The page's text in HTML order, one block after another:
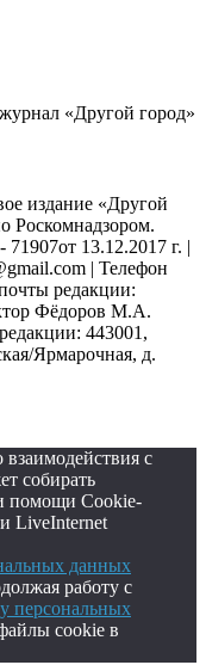
«Другой город»
издание «Другой
Роскомнадзором.
13.12.2017 г. |
| Телефон
редакции:
Фёдоров М.А.
443001,
Ярмарочная, д.
с
собирать
помощи Cookie-
LiveInternet
данных
работу с
персональных
cookie в